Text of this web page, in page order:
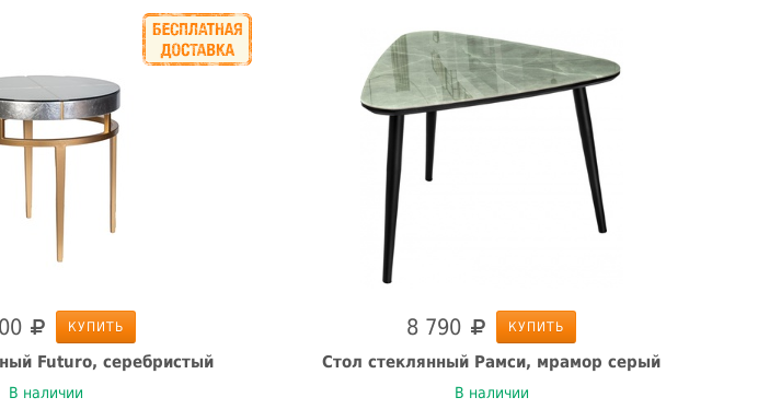
КУПИТЬ
Futuro, серебристый
В наличии
8 790 КУПИТЬ
Стол стеклянный Рамси, мрамор серый
В наличии